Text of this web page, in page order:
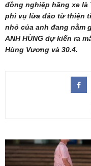
đồng nghiệp hãng xe là
phi vụ lừa đảo từ thiện
nhỏ của anh đang nằm
ANH HÙNG dự kiến ra
Hùng Vương và 30.4.